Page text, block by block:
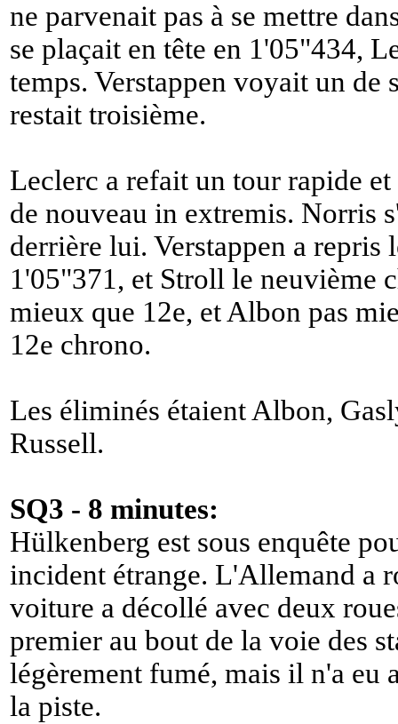
ne parvenait pas à se mettre
se plaçait en tête en 1'05"434,
temps. Verstappen voyait un de
restait troisième.
Leclerc a refait un tour rapide
de nouveau in extremis. Norris
derrière lui. Verstappen a repris
1'05"371, et Stroll le neuvième
mieux que 12e, et Albon pas
12e chrono.
Les éliminés étaient Albon,
Russell.
SQ3 - 8 minutes:
Hülkenberg est sous enquête
incident étrange. L'Allemand a
voiture a décollé avec deux
premier au bout de la voie des
légèrement fumé, mais il n'a eu
la piste.